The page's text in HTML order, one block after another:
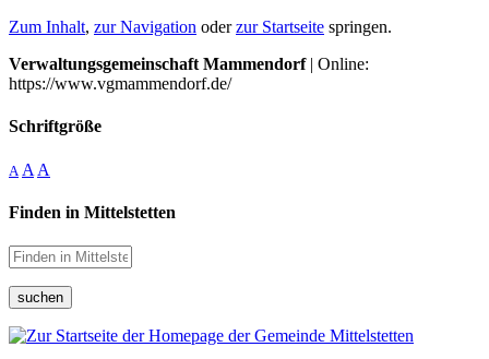
Zum Inhalt, zur Navigation oderzur Startseite springen.
Verwaltungsgemeinschaft Mammendorf| Online:
https://www.vgmammendorf.de/
Schriftgröße
A A A
Finden in Mittelstetten
suchen